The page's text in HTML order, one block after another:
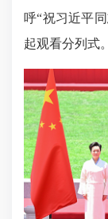
呼“祝习近平
起观看分列式。